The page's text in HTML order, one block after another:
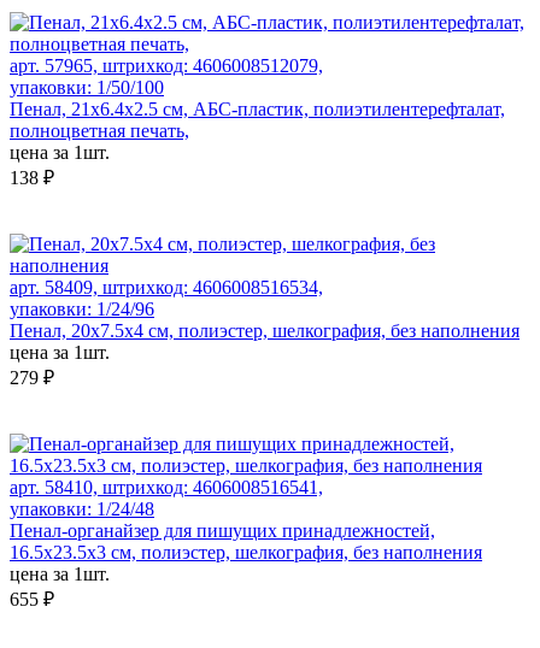
арт. 57965, штрихкод: 4606008512079,
упаковки: 1/50/100
Пенал, 21х6.4х2.5 см, АБС-пластик, полиэтилентерефталат,
полноцветная печать,
цена за 1шт.
138 ₽
арт. 58409, штрихкод: 4606008516534,
упаковки: 1/24/96
Пенал, 20x7.5x4 см, полиэстер, шелкография, без наполнения
цена за 1шт.
279 ₽
арт. 58410, штрихкод: 4606008516541,
упаковки: 1/24/48
Пенал-органайзер для пишущих принадлежностей,
16.5х23.5х3 см, полиэстер, шелкография, без наполнения
цена за 1шт.
655 ₽